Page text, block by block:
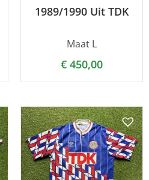
1989/1990 Uit TDK
Maat L
€ 450,00